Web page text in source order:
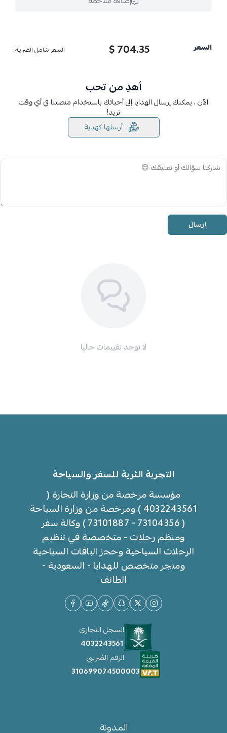
السعر 704.35 $ السعر شامل الضريبة
أهدِ من تحب
الآن ، يمكنك إرسال الهدايا إلى أحبائك باستخدام منصتنا في أي وقت
تريد!
أرسلها كهدية
إرسال
لا توجد تقييمات حاليا
التجربة الثرية للسفر والسياحة
مؤسسة مرخصة من وزارة التجارة (
4032243561 ) ومرخصة من وزارة السياحة
( 73104356 - 73101887 ) وكالة سفر
ومنظم رحلات - متخصصة في تنظيم
الرحلات السياحية وحجز الباقات السياحية
ومتجر متخصص للهدايا - السعودية -
الطائف
السجل التجاري
4032243561
الرقم الضريبي
310699074500003
المدونة